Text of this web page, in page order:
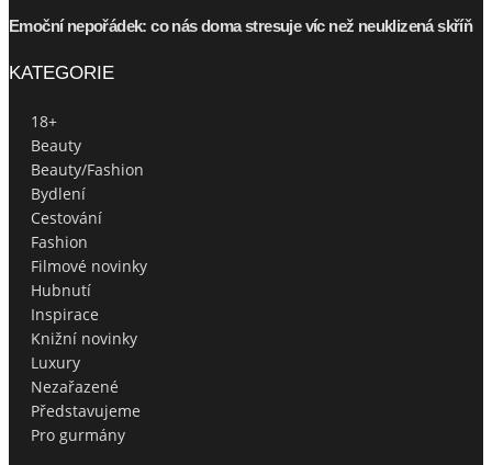
Emoční nepořádek: co nás doma stresuje víc než neuklizená skříň
KATEGORIE
18+
Beauty
Beauty/Fashion
Bydlení
Cestování
Fashion
Filmové novinky
Hubnutí
Inspirace
Knižní novinky
Luxury
Nezařazené
Představujeme
Pro gurmány